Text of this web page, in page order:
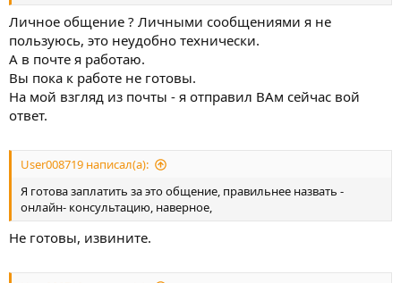
Личное общение ? Личными сообщениями я не
пользуюсь, это неудобно технически.
А в почте я работаю.
Вы пока к работе не готовы.
На мой взгляд из почты - я отправил ВАм сейчас вой
ответ.
User008719 написал(а):
Я готова заплатить за это общение, правильнее назвать -
онлайн- консультацию, наверное,
Не готовы, извините.